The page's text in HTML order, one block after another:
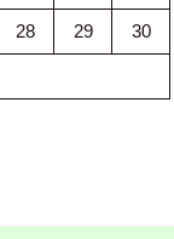
28 29 30